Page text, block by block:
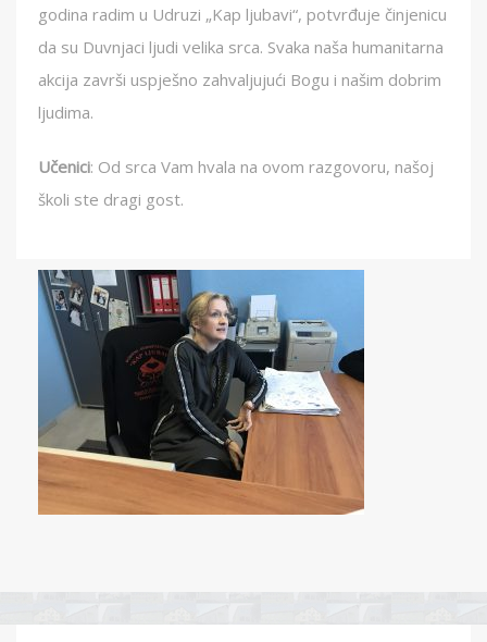
godina radim u Udruzi „Kap ljubavi“, potvrđuje činjenicu
da su Duvnjaci ljudi velika srca. Svaka naša humanitarna
akcija završi uspješno zahvaljujući Bogu i našim dobrim
ljudima.
Učenici: Od srca Vam hvala na ovom razgovoru, našoj
školi ste dragi gost.